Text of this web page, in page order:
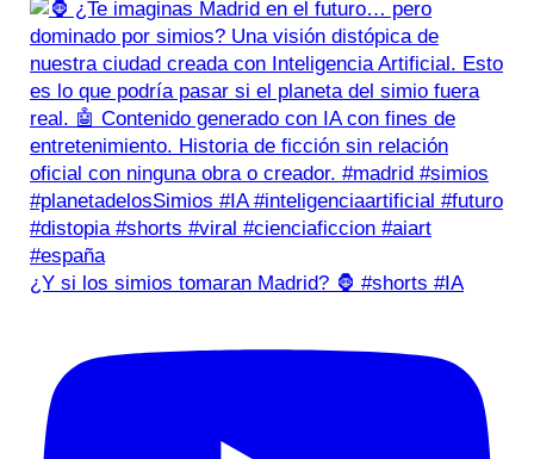
¿Y si los simios tomaran Madrid? 🦍 #shorts #IA